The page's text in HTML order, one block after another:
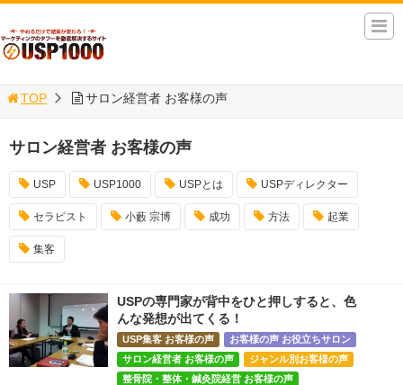
TOP サロン経営者 お客様の声
サロン経営者 お客様の声
USP USP1000 USPとは USPディレクター
セラピスト 小藪 宗博 成功 方法 起業
集客
USPの専門家が背中をひと押しすると、色
んな発想が出てくる！
USP集客 お客様の声
お客様の声 お役立ちサロン
サロン経営者 お客様の声
ジャンル別お客様の声
整骨院・整体・鍼灸院経営 お客様の声